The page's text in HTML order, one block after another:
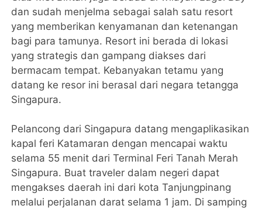
dan sudah menjelma sebagai salah satu resort
yang memberikan kenyamanan dan ketenangan
bagi para tamunya. Resort ini berada di lokasi
yang strategis dan gampang diakses dari
bermacam tempat. Kebanyakan tetamu yang
datang ke resor ini berasal dari negara tetangga
Singapura.
Pelancong dari Singapura datang mengaplikasikan
kapal feri Katamaran dengan mencapai waktu
selama 55 menit dari Terminal Feri Tanah Merah
Singapura. Buat traveler dalam negeri dapat
mengakses daerah ini dari kota Tanjungpinang
melalui perjalanan darat selama 1 jam. Di samping